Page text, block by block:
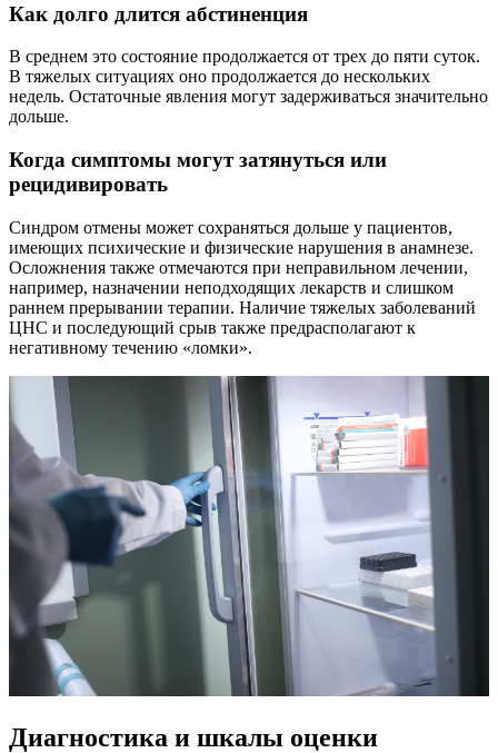
Как долго длится абстиненция
В среднем это состояние продолжается от трех до пяти суток.
В тяжелых ситуациях оно продолжается до нескольких
недель. Остаточные явления могут задерживаться значительно
дольше.
Когда симптомы могут затянуться или
рецидивировать
Синдром отмены может сохраняться дольше у пациентов,
имеющих психические и физические нарушения в анамнезе.
Осложнения также отмечаются при неправильном лечении,
например, назначении неподходящих лекарств и слишком
раннем прерывании терапии. Наличие тяжелых заболеваний
ЦНС и последующий срыв также предрасполагают к
негативному течению «ломки».
Диагностика и шкалы оценки